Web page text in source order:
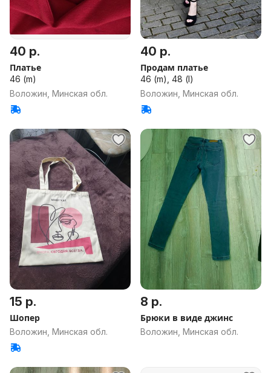
40 р.
Платье
46 (m)
Воложин, Минская обл.
40 р.
Продам платье
46 (m), 48 (l)
Воложин, Минская обл.
15 р.
Шопер
Воложин, Минская обл.
8 р.
Брюки в виде джинс
Воложин, Минская обл.